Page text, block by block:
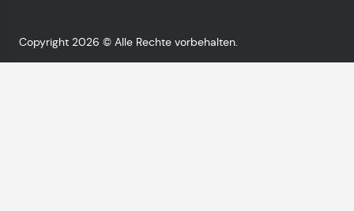
Copyright 2026 © Alle Rechte vorbehalten.